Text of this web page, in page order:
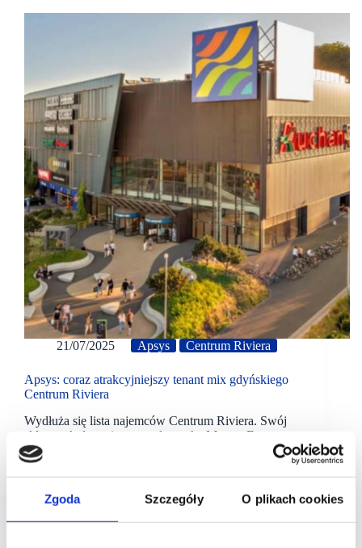
Zgoda Szczegóły O plikach cookies
21/07/2025 Apsys Centrum Riviera
Apsys: coraz atrakcyjniejszy tenant mix gdyńskiego
Centrum Riviera
Wydłuża się lista najemców Centrum Riviera. Swój
sklep z okularami otworzyła marka Muscat Eyewear.
Do grona najemców dołączyła marka JD Sport,.
SWAROVSKI zaś odświeżył swój butik z Rivierze.